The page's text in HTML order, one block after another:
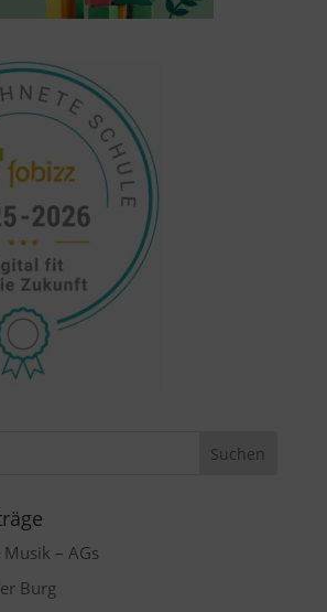
– AGs
Burg